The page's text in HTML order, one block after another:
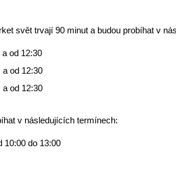
svět trvají 90 minut a budou probíhat v
od 12:30
od 12:30
od 12:30
v následujících termínech:
10:00 do 13:00